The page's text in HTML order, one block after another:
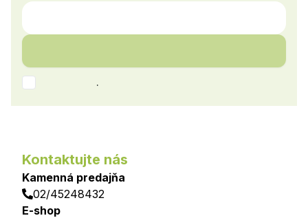
.
Kontaktujte nás
Kamenná predajňa
02/45248432
E-shop